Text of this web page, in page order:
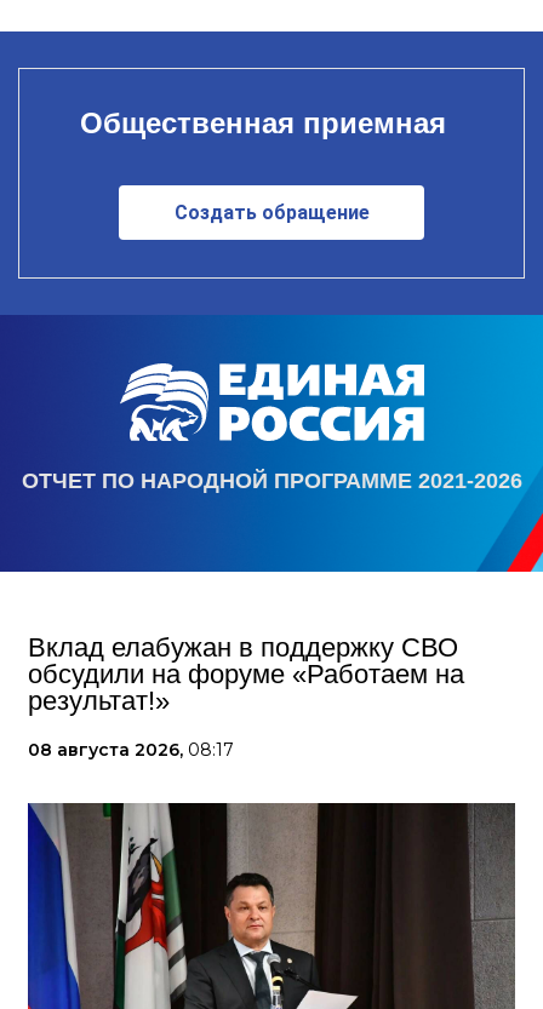
Общественная приемная
Создать обращение
ОТЧЕТ ПО НАРОДНОЙ ПРОГРАММЕ 2021-2026
Вклад елабужан в поддержку СВО
обсудили на форуме «Работаем на
результат!»
08 августа 2026, 08:17